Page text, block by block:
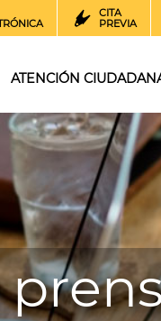
CITA
PREVIA
ATENCIÓN